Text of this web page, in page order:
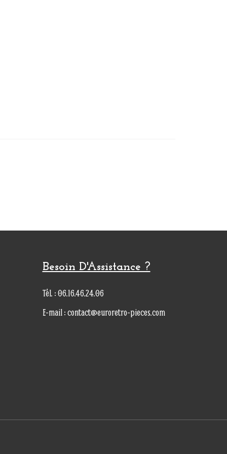
Besoin D'Assistance ?
Tél. : 06.16.46.24.06
E-mail : contact@euroretro-pieces.com